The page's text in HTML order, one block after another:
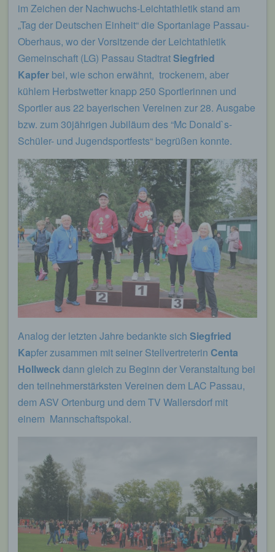
im Zeichen der Nachwuchs-Leichtathletik stand am
„Tag der Deutschen Einheit“ die Sportanlage Passau-
Oberhaus, wo der Vorsitzende der Leichtathletik
Gemeinschaft (LG) Passau StadtratSiegfried
Kapfer bei, wie schon erwähnt, trockenem, aber
kühlem Herbstwetter knapp 250 Sportlerinnen und
Sportler aus 22 bayerischen Vereinen zur 28. Ausgabe
bzw. zum 30jährigen Jubiläum des “Mc Donald`s-
Schüler- und Jugendsportfests“ begrüßen konnte.
Analog der letzten Jahre bedankte sich Siegfried
Kapfer zusammen mit seiner Stellvertreterin Centa
Hollweckdann gleich zu Beginn der Veranstaltung bei
den teilnehmerstärksten Vereinen dem LAC Passau,
dem ASV Ortenburg und dem TV Wallersdorf mit
einem Mannschaftspokal.